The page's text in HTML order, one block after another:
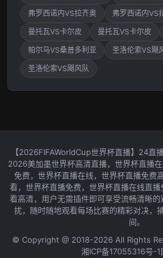
弗罗西诺内VS拉齐奥
弗罗西诺内VS
曼托瓦VS卡尔皮
曼托瓦VS卡尔皮
帕尔马VS桑普多利亚
圣洛伦索VS飓
圣洛伦索VS飓风队
【2026FIFAWorldCup世界杯直播】24直
2026美加墨世界杯高清直播，世界杯直播
免费，世界杯直播在线，世界杯直播免费
看，世界杯直播免费，世界杯直播在线直
看高清，用户无需插件即可享受流畅清晰
扰，随时随地观看每场比赛的精彩对决，
间。
© Copyright @ 2018-2026 All Rights
湘ICP备17055316号-1